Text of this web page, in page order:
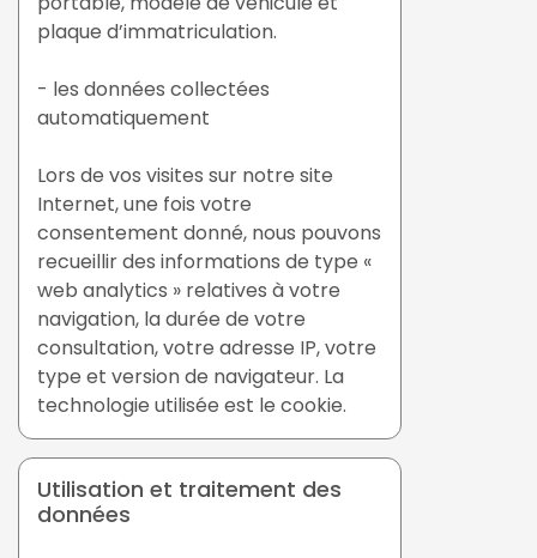
plaque d’immatriculation.
- les données collectées
automatiquement
Lors de vos visites sur notre site
Internet, une fois votre
consentement donné, nous pouvons
recueillir des informations de type «
web analytics » relatives à votre
navigation, la durée de votre
consultation, votre adresse IP, votre
type et version de navigateur. La
technologie utilisée est le cookie.
Utilisation et traitement des
données